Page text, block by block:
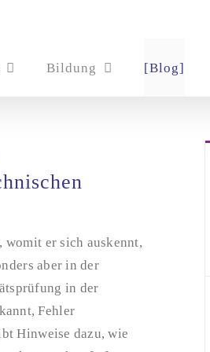
Bildung [Blog]
womit er sich auskennt,
aber in der
in der
Fehler
Hinweise dazu, wie